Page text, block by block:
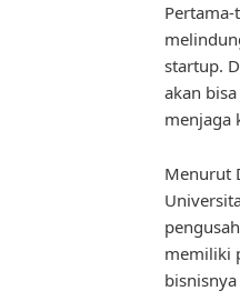
startup.
akan
menjaga
Menurut
memiliki